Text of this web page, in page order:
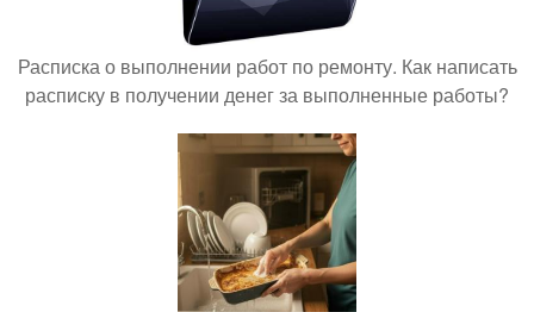
Расписка о выполнении работ по ремонту. Как написать
расписку в получении денег за выполненные работы?